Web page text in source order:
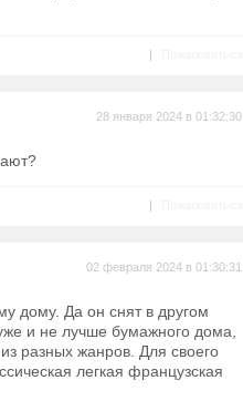
|
28 января 2024 в 01:32:30
|
02 февраля 2024 в 01:30:31
дому. Да он снят в другом
и не лучше бумажного дома,
разных жанров. Для своего
легкая французская